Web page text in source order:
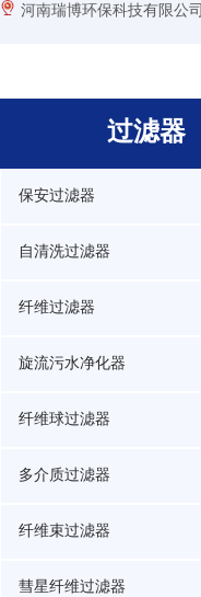
河南瑞博环保科技有限公司
过滤器
保安过滤器
自清洗过滤器
纤维过滤器
旋流污水净化器
纤维球过滤器
多介质过滤器
纤维束过滤器
彗星纤维过滤器